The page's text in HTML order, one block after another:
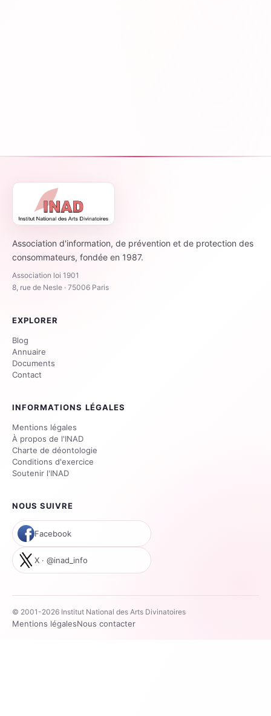
Association d'information, de prévention et de protection des
consommateurs, fondée en 1987.
Association loi 1901
8, rue de Nesle · 75006 Paris
EXPLORER
Blog
Annuaire
Documents
Contact
INFORMATIONS LÉGALES
Mentions légales
À propos de l'INAD
Charte de déontologie
Conditions d'exercice
Soutenir l'INAD
NOUS SUIVRE
Facebook
X · @inad_info
© 2001-2026 Institut National des Arts Divinatoires
Mentions légalesNous contacter